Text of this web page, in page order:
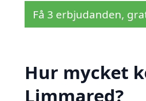
Få 3 erbjudanden,
Hur mycket
Limmared?